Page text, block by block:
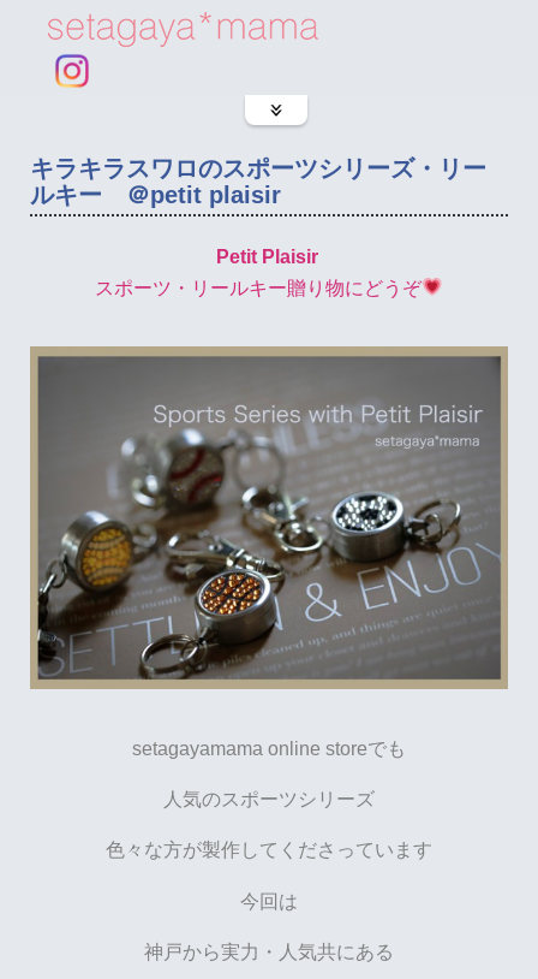
キラキラスワロのスポーツシリーズ・リー
ルキー ＠petit plaisir
Petit Plaisir
スポーツ・リールキー贈り物にどうぞ
setagayamama online storeでも
人気のスポーツシリーズ
色々な方が製作してくださっています
今回は
神戸から実力・人気共にある